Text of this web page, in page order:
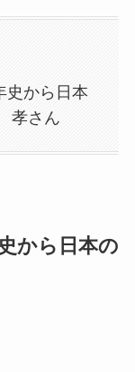
史から日本
孝さん
から 日本の